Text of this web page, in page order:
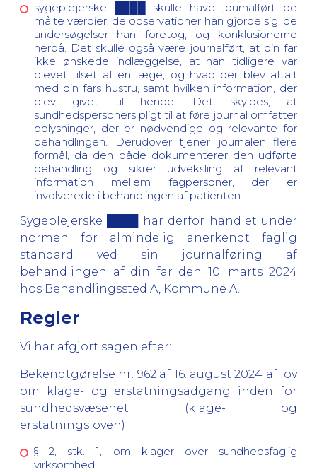
sygeplejerske ████ skulle have journalført de
målte værdier, de observationer han gjorde sig, de
undersøgelser han foretog, og konklusionerne
herpå. Det skulle også være journalført, at din far
ikke ønskede indlæggelse, at han tidligere var
blevet tilset af en læge, og hvad der blev aftalt
med din fars hustru, samt hvilken information, der
blev givet til hende. Det skyldes, at
sundhedspersoners pligt til at føre journal omfatter
oplysninger, der er nødvendige og relevante for
behandlingen. Derudover tjener journalen flere
formål, da den både dokumenterer den udførte
behandling og sikrer udveksling af relevant
information mellem fagpersoner, der er
involverede i behandlingen af patienten.
Sygeplejerske ████ har derfor handlet under
normen for almindelig anerkendt faglig
standard ved sin journalføring af
behandlingen af din far den 10. marts 2024
hos Behandlingssted A, Kommune A.
Regler
Vi har afgjort sagen efter:
Bekendtgørelse nr. 962 af 16. august 2024 af lov
om klage- og erstatningsadgang inden for
sundhedsvæsenet (klage- og
erstatningsloven)
§ 2, stk. 1, om klager over sundhedsfaglig
virksomhed